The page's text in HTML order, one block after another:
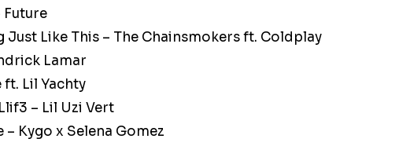
Future
Just Like This – The Chainsmokers ft. Coldplay
Lamar
ft. Lil Yachty
– Lil Uzi Vert
– Kygo x Selena Gomez